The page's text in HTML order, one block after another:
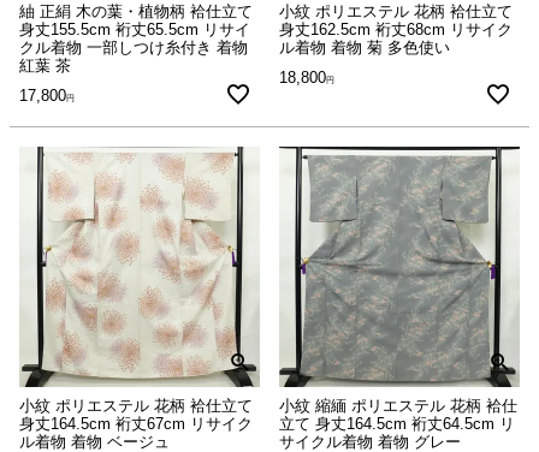
紬 正絹 木の葉・植物柄 袷仕立て
身丈155.5cm 裄丈65.5cm リサイ
クル着物 一部しつけ糸付き 着物
紅葉 茶
17,800
小紋 ポリエステル 花柄 袷仕立て
身丈162.5cm 裄丈68cm リサイク
ル着物 着物 菊 多色使い
18,800
小紋 ポリエステル 花柄 袷仕立て
身丈164.5cm 裄丈67cm リサイク
ル着物 着物 ベージュ
小紋 縮緬 ポリエステル 花柄 袷仕
立て 身丈164.5cm 裄丈64.5cm リ
サイクル着物 着物 グレー